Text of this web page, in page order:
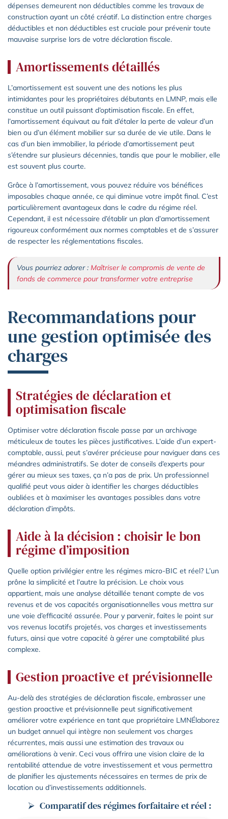
dépenses demeurent non déductibles comme les travaux de
construction ayant un côté créatif. La distinction entre charges
déductibles et non déductibles est cruciale pour prévenir toute
mauvaise surprise lors de votre déclaration fiscale.
Amortissements détaillés
L’amortissement est souvent une des notions les plus
intimidantes pour les propriétaires débutants en LMNP, mais elle
constitue un outil puissant d’optimisation fiscale. En effet,
l’amortissement équivaut au fait d’étaler la perte de valeur d’un
bien ou d’un élément mobilier sur sa durée de vie utile. Dans le
cas d’un bien immobilier, la période d’amortissement peut
s’étendre sur plusieurs décennies, tandis que pour le mobilier, elle
est souvent plus courte.
Grâce à l’amortissement, vous pouvez réduire vos bénéfices
imposables chaque année, ce qui diminue votre impôt final. C’est
particulièrement avantageux dans le cadre du régime réel.
Cependant, il est nécessaire d’établir un plan d’amortissement
rigoureux conformément aux normes comptables et de s’assurer
de respecter les réglementations fiscales.
Vous pourriez adorer : Maîtriser le compromis de vente de
fonds de commerce pour transformer votre entreprise
Recommandations pour
une gestion optimisée des
charges
Stratégies de déclaration et
optimisation fiscale
Optimiser votre déclaration fiscale passe par un archivage
méticuleux de toutes les pièces justificatives. L’aide d’un expert-
comptable, aussi, peut s’avérer précieuse pour naviguer dans ces
méandres administratifs. Se doter de conseils d’experts pour
gérer au mieux ses taxes, ça n’a pas de prix. Un professionnel
qualifié peut vous aider à identifier les charges déductibles
oubliées et à maximiser les avantages possibles dans votre
déclaration d’impôts.
Aide à la décision : choisir le bon
régime d’imposition
Quelle option privilégier entre les régimes micro-BIC et réel? L’un
prône la simplicité et l’autre la précision. Le choix vous
appartient, mais une analyse détaillée tenant compte de vos
revenus et de vos capacités organisationnelles vous mettra sur
une voie d’efficacité assurée. Pour y parvenir, faites le point sur
vos revenus locatifs projetés, vos charges et investissements
futurs, ainsi que votre capacité à gérer une comptabilité plus
complexe.
Gestion proactive et prévisionnelle
Au-delà des stratégies de déclaration fiscale, embrasser une
gestion proactive et prévisionnelle peut significativement
améliorer votre expérience en tant que propriétaire LMNÉlaborez
un budget annuel qui intègre non seulement vos charges
récurrentes, mais aussi une estimation des travaux ou
améliorations à venir. Ceci vous offrira une vision claire de la
rentabilité attendue de votre investissement et vous permettra
de planifier les ajustements nécessaires en termes de prix de
location ou d’investissements additionnels.
Comparatif des régimes forfaitaire et réel :